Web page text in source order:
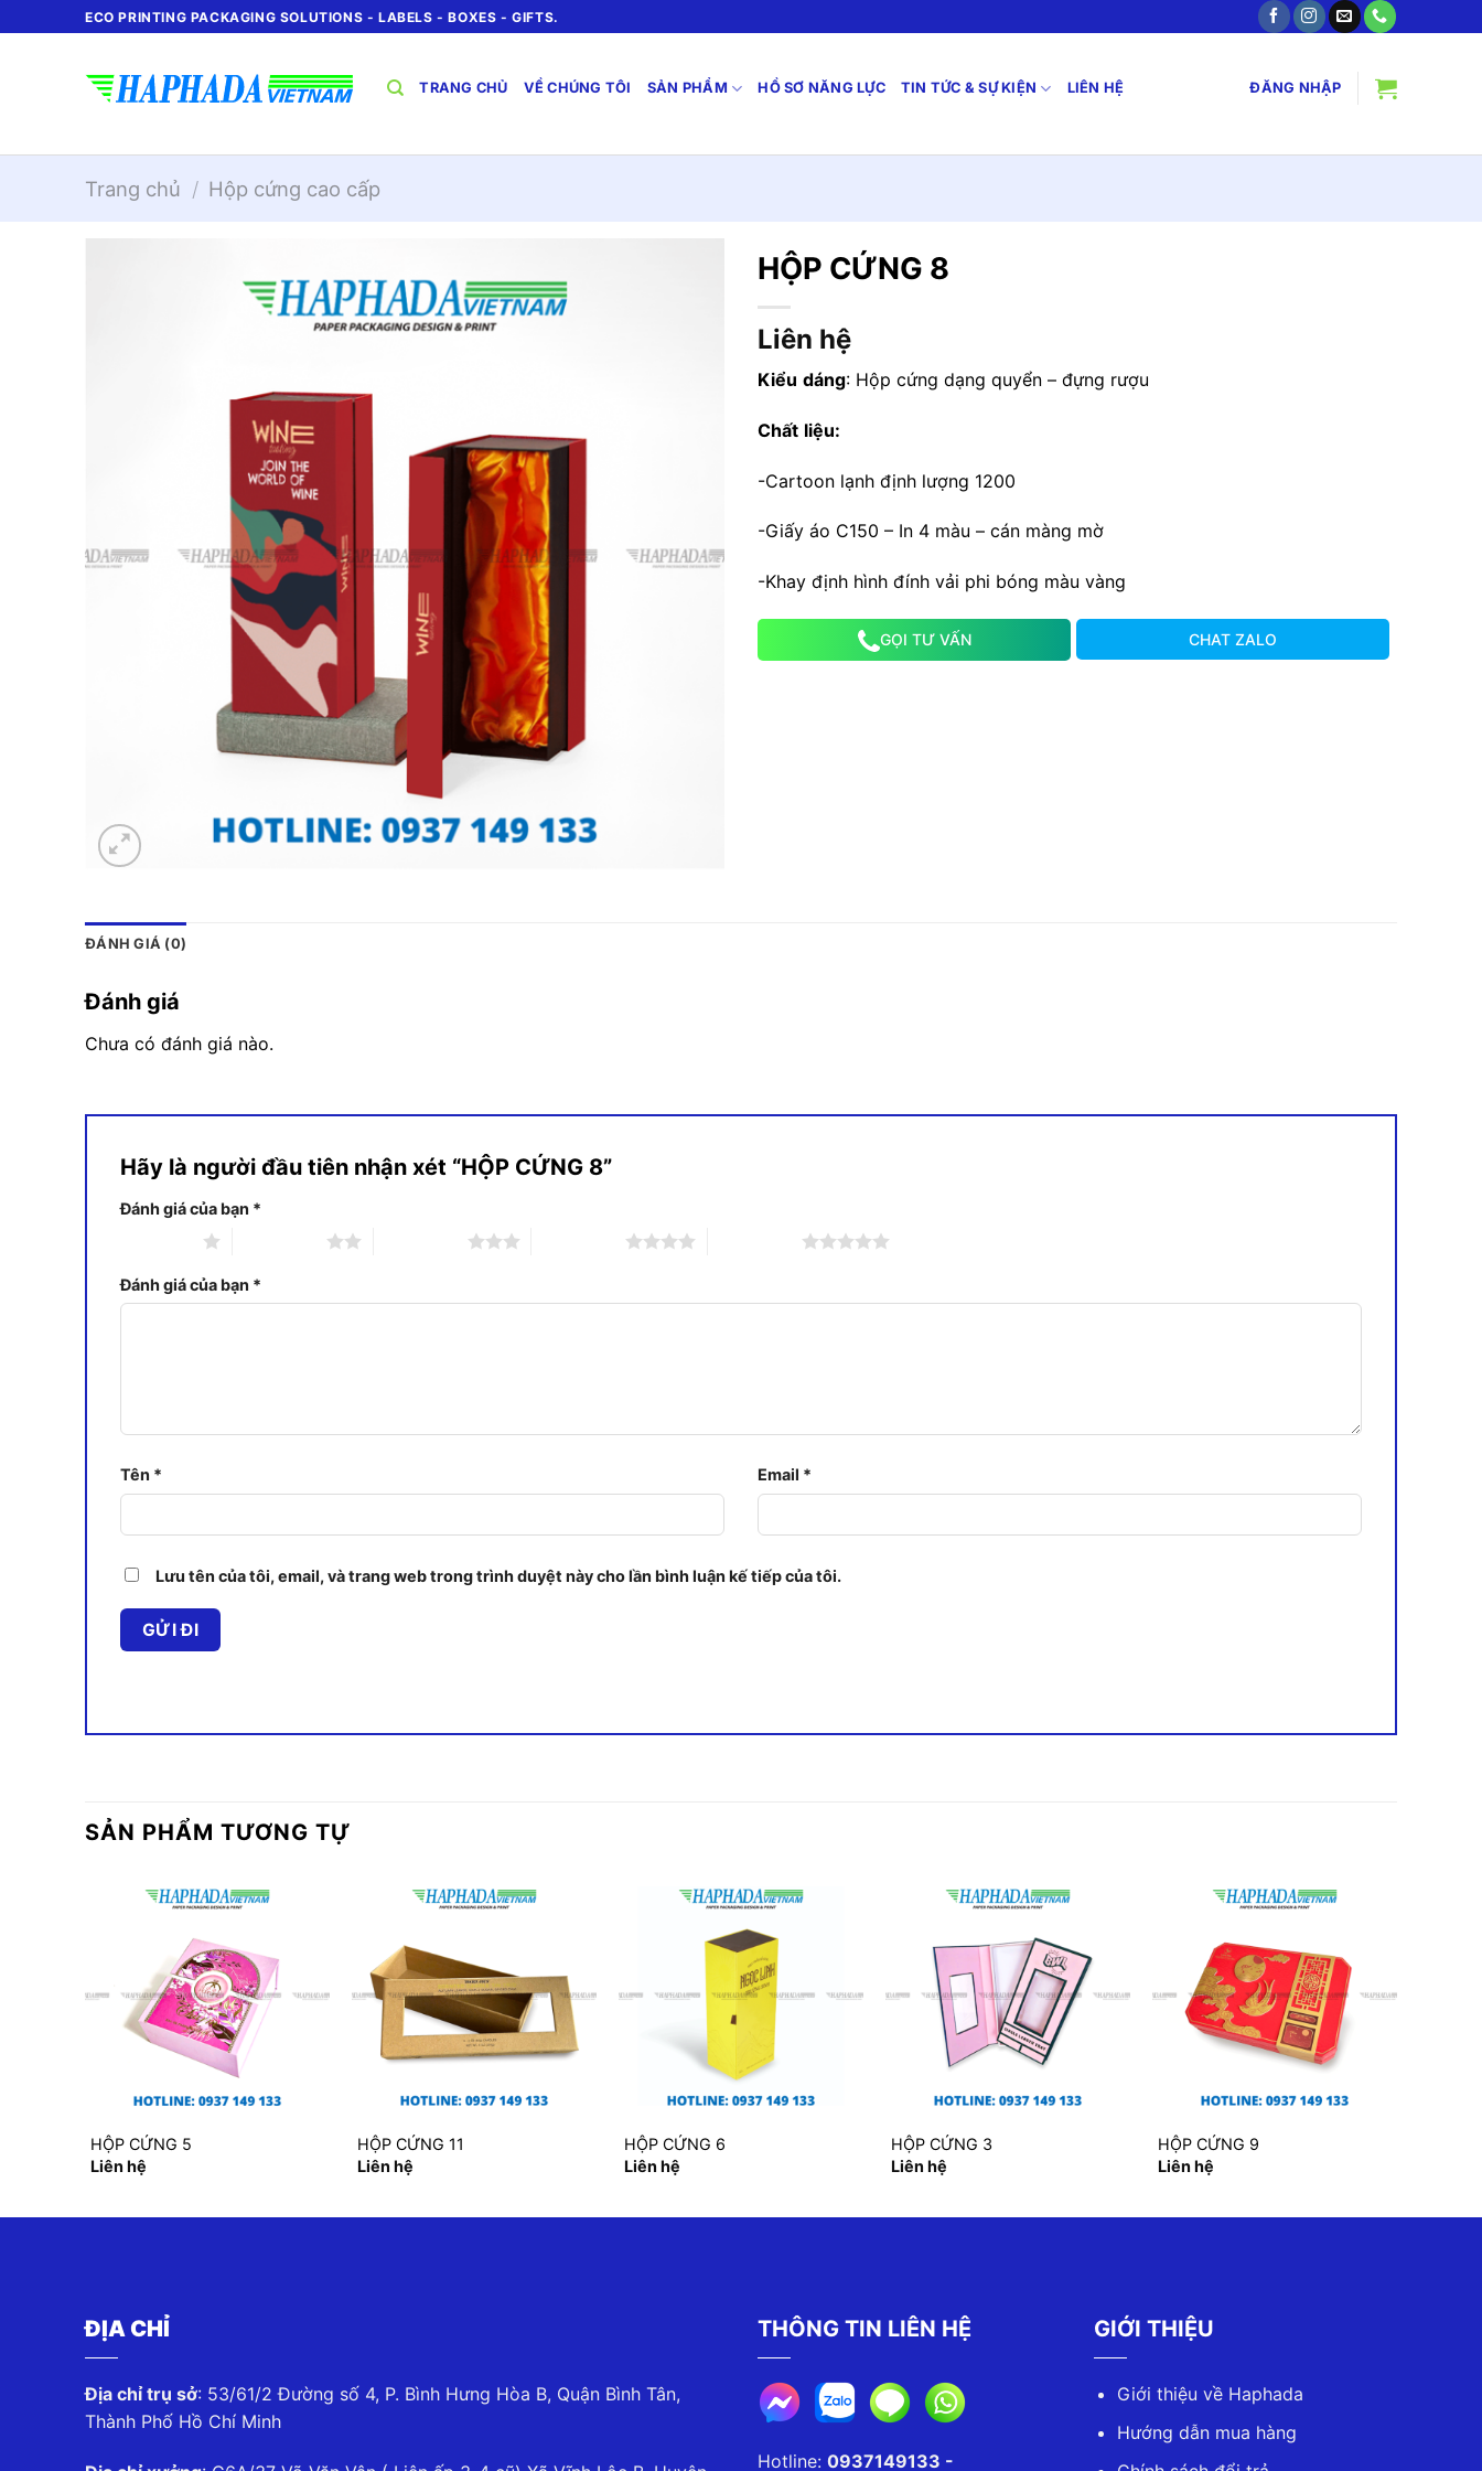
đến
ECO PRINTING PACKAGING SOLUTIONS - LABELS - BOXES - GIFTS.
TRANG CHỦ VỀ CHÚNG TÔI SẢN PHẨM HỒ SƠ NĂNG LỰC TIN TỨC & SỰ KIỆN LIÊN HỆ ĐĂNG NHẬP
Trang chủ / Hộp cứng cao cấp
HỘP CỨNG 8
Liên hệ
Kiểu dáng: Hộp cứng dạng quyển – đựng rượu
Chất liệu:
-Cartoon lạnh định lượng 1200
-Giấy áo C150 – In 4 màu – cán màng mờ
-Khay định hình đính vải phi bóng màu vàng
GỌI TƯ VẤN CHAT ZALO
ĐÁNH GIÁ (0)
Đánh giá
Chưa có đánh giá nào.
Hãy là người đầu tiên nhận xét “HỘP CỨNG 8”
Đánh giá của bạn *
Đánh giá của bạn *
Tên * Email *
Lưu tên của tôi, email, và trang web trong trình duyệt này cho lần bình luận kế tiếp của tôi.
SẢN PHẨM TƯƠNG TỰ
HỘP CỨNG 5
Liên hệ
HỘP CỨNG 11
Liên hệ
HỘP CỨNG 6
Liên hệ
HỘP CỨNG 3
Liên hệ
HỘP CỨNG 9
Liên hệ
ĐỊA CHỈ
Địa chỉ trụ sở: 53/61/2 Đường số 4, P. Bình Hưng Hòa B, Quận Bình Tân,
Thành Phố Hồ Chí Minh
THÔNG TIN LIÊN HỆ
Hotline: 0937149133 -
GIỚI THIỆU
Giới thiệu về Haphada
Hướng dẫn mua hàng